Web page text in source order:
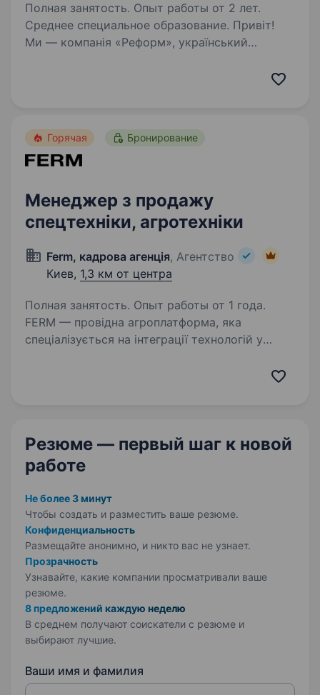
Полная занятость. Опыт работы от 2 лет.
Среднее специальное образование. Привіт!
Ми — компанія «Реформ», український
броньованих та спеціалізованих автомобілів
Наша техніка…
Горячая Бронирование
Менеджер з продажу
спецтехніки, агротехніки
Ferm, кадрова агенція, Агентство
Киев, 1,3 км от центра
Полная занятость. Опыт работы от 1 года.
FERM — провідна агроплатформа, яка
спеціалізується на інтеграції технологій у
Резюме — первый шаг к новой
работе
Не более 3 минут
Чтобы создать и разместить ваше резюме.
Конфиденциальность
Размещайте анонимно, и никто вас не узнает.
Прозрачность
Узнавайте, какие компании просматривали ваше
резюме.
8 предложений каждую неделю
В среднем получают соискатели с резюме и
выбирают лучшие.
Ваши имя и фамилия